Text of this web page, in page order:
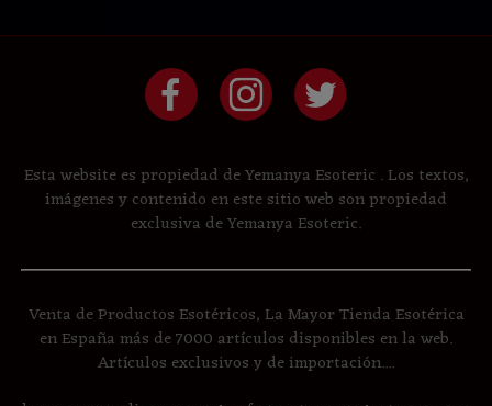
Esta website es propiedad de Yemanya Esoteric . Los textos,
imágenes y contenido en este sitio web son propiedad
exclusiva de Yemanya Esoteric.
Venta de Productos Esotéricos, La Mayor Tienda Esotérica
en España más de 7000 artículos disponibles en la web.
Artículos exclusivos y de importación....